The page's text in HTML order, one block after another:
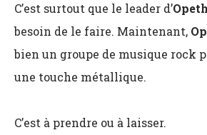
C’est surtout que le leader d’Opeth
besoin de le faire. Maintenant,
bien un groupe de musique rock
une touche métallique.
C’est à prendre ou à laisser.